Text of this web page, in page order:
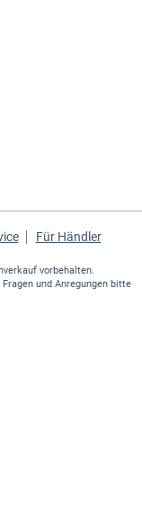
Für Händler
vorbehalten.
| Fragen und Anregungen bitte